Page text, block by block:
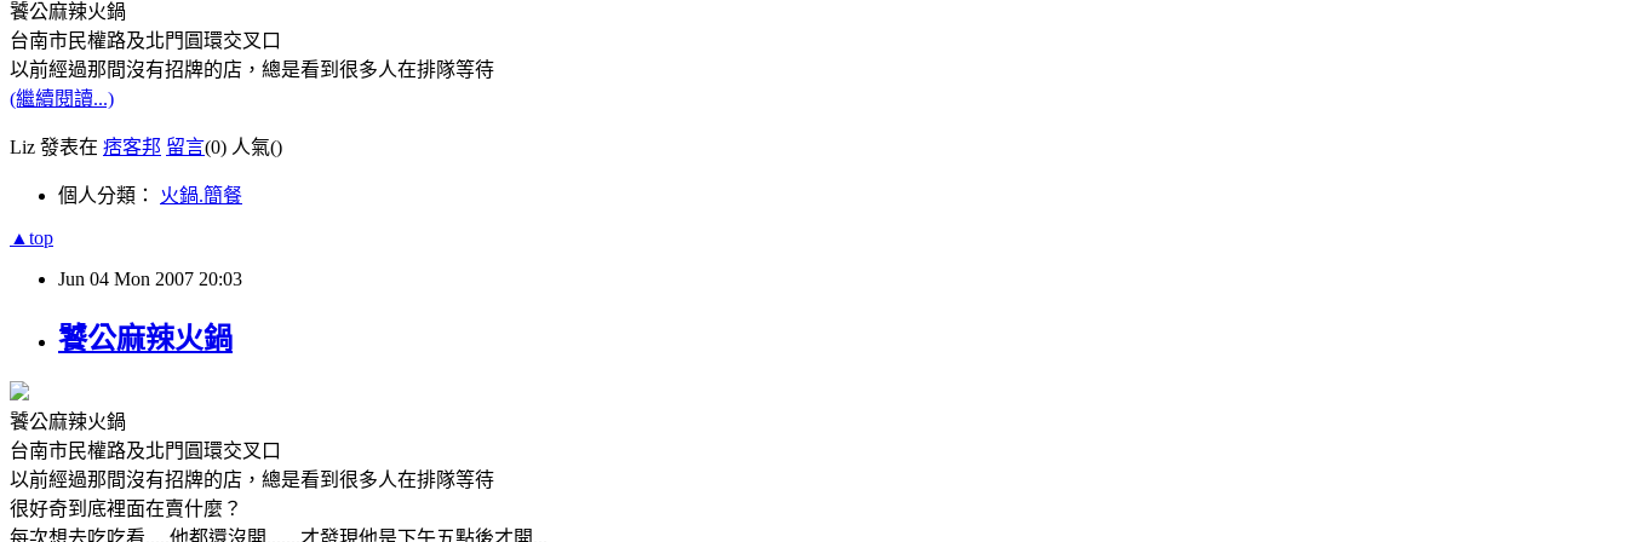
饕公麻辣火鍋
台南市民權路及北門圓環交叉口
以前經過那間沒有招牌的店，總是看到很多人在排隊等待
(繼續閱讀...)
Liz 發表在 痞客邦 留言(0) 人氣()
個人分類： 火鍋.簡餐
▲top
Jun 04 Mon 2007 20:03
饕公麻辣火鍋
饕公麻辣火鍋
台南市民權路及北門圓環交叉口
以前經過那間沒有招牌的店，總是看到很多人在排隊等待
很好奇到底裡面在賣什麼？
每次想去吃吃看.....他都還沒開.......才發現他是下午五點後才開...